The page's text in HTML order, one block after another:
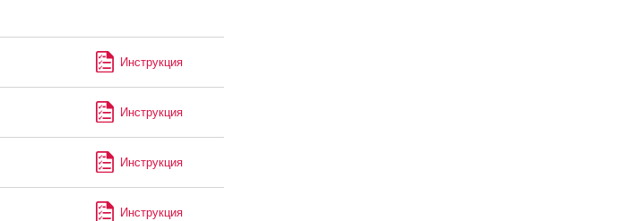
Инструкция
Инструкция
Инструкция
Инструкция